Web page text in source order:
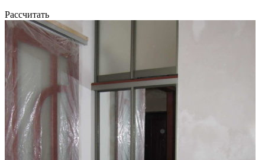
Рассчитать